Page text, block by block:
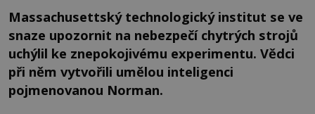
Massachusettský technologický institut se ve
snaze upozornit na nebezpečí chytrých strojů
uchýlil ke znepokojivému experimentu. Vědci
při něm vytvořili umělou inteligenci
pojmenovanou Norman.